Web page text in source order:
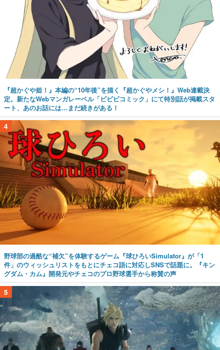
『超かぐや姫！』本編の“10年後”を描く『超かぐやメシ！』Web連載決
定。新たなWebマンガレーベル「ビビビコミック」にて特別話が掲載スタ
ート、あのお話には…まだ続きがある！
4
野球部の過酷な“補欠”を体験するゲーム『球ひろいSimulator』が「1
件」のウィッシュリストをもとにチェコ語に対応しSNSで話題に。『キン
グダム・カム』開発元やチェコのプロ野球選手から称賛の声
5